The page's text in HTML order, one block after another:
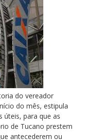
do vereador
do mês, estipula
úteis, para que as
de Tucano prestem
antecederem ou